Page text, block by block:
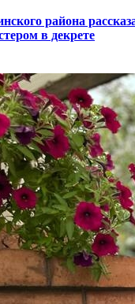
района
в декрете